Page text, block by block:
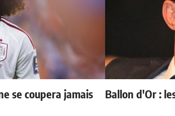
se coupera jamais
Ballon d'Or :